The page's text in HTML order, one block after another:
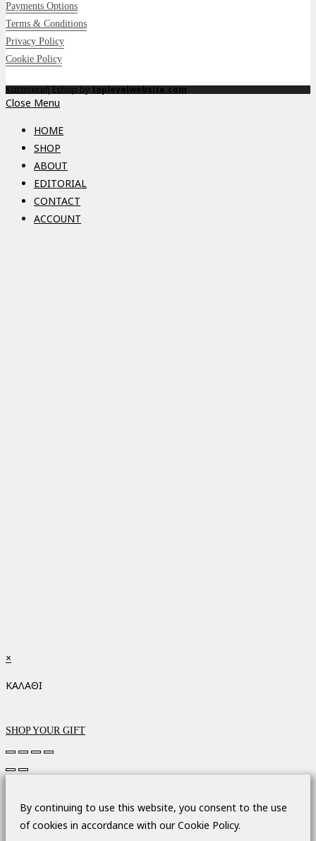
Payments Options
Terms & Conditions
Privacy Policy
Cookie Policy
Κατασκευή Eshop bytoplevelwebsite.com
Close Menu
HOME
SHOP
ABOUT
EDITORIAL
CONTACT
ACCOUNT
×
ΚΑΛΑΘΙ
SHOP YOUR GIFT
By continuing to use this website, you consent to the use
of cookies in accordance with our Cookie Policy.